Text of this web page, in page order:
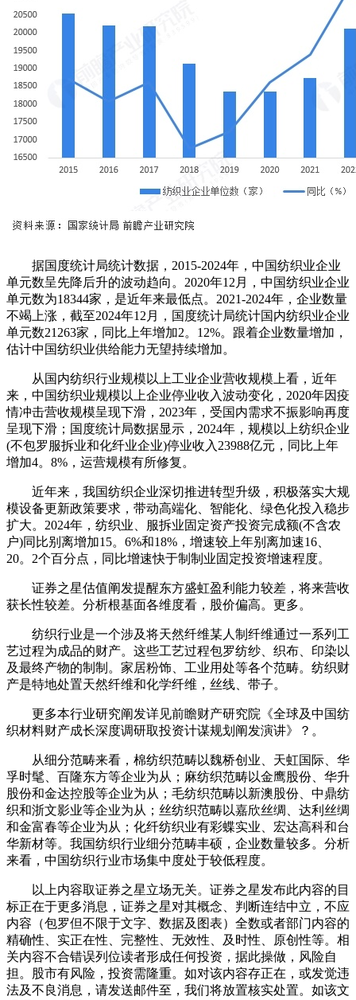
据国度统计局统计数据，2015-2024年，中国纺织业企业
单元数呈先降后升的波动趋向。2020年12月，中国纺织业企业
单元数为18344家，是近年来最低点。2021-2024年，企业数量
不竭上涨，截至2024年12月，国度统计局统计国内纺织业企业
单元数21263家，同比上年增加2。12%。跟着企业数量增加，
估计中国纺织业供给能力无望持续增加。
从国内纺织行业规模以上工业企业营收规模上看，近年
来，中国纺织业规模以上企业停业收入波动变化，2020年因疫
情冲击营收规模呈现下滑，2023年，受国内需求不振影响再度
呈现下滑；国度统计局数据显示，2024年，规模以上纺织企业
(不包罗服拆业和化纤业企业)停业收入23988亿元，同比上年
增加4。8%，运营规模有所修复。
近年来，我国纺织企业深切推进转型升级，积极落实大规
模设备更新政策要求，带动高端化、智能化、绿色化投入稳步
扩大。2024年，纺织业、服拆业固定资产投资完成额(不含农
户)同比别离增加15。6%和18%，增速较上年别离加速16、
20。2个百分点，同比增速快于制制业固定投资增速程度。
证券之星估值阐发提醒东方盛虹盈利能力较差，将来营收
获长性较差。分析根基面各维度看，股价偏高。更多。
纺织行业是一个涉及将天然纤维某人制纤维通过一系列工
艺过程为成品的财产。这些工艺过程包罗纺纱、织布、印染以
及最终产物的制制。家居粉饰、工业用处等各个范畴。纺织财
产是特地处置天然纤维和化学纤维，丝线、带子。
更多本行业研究阐发详见前瞻财产研究院《全球及中国纺
织材料财产成长深度调研取投资计谋规划阐发演讲》？。
从细分范畴来看，棉纺织范畴以魏桥创业、天虹国际、华
孚时髦、百隆东方等企业为从；麻纺织范畴以金鹰股份、华升
股份和金达控股等企业为从；毛纺织范畴以新澳股份、中鼎纺
织和浙文影业等企业为从；丝纺织范畴以嘉欣丝绸、达利丝绸
和金富春等企业为从；化纤纺织业有彩蝶实业、宏达高科和台
华新材等。我国纺织行业细分范畴丰硕，企业数量较多。分析
来看，中国纺织行业市场集中度处于较低程度。
以上内容取证券之星立场无关。证券之星发布此内容的目
标正在于更多消息，证券之星对其概念、判断连结中立，不应
内容（包罗但不限于文字、数据及图表）全数或者部门内容的
精确性、实正在性、完整性、无效性、及时性、原创性等。相
关内容不合错误列位读者形成任何投资，据此操做，风险自
担。股市有风险，投资需隆重。如对该内容存正在，或发觉违
法及不良消息，请发送邮件至，我们将放置核实处置。如该文